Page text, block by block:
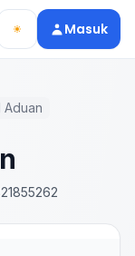
Masuk
Aduan